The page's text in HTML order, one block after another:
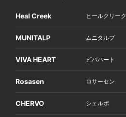
Heal Creek ヒールクリーク
MUNITALP ムニタルプ
VIVA HEART ビバハート
Rosasen ロサーセン
CHERVO シェルボ